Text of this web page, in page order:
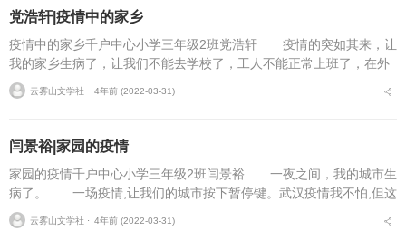
党浩轩|疫情中的家乡
疫情中的家乡千户中心小学三年级2班党浩轩 疫情的突如其来，让
我的家乡生病了，让我们不能去学校了，工人不能正常上班了，在外
打工的妈妈不能回家了。我们的白衣天使为了大家，舍小家为大家的
英雄事迹，让我深深...
云雾山文学社 ⋅ 4年前 (2022-03-31)
闫景裕|家园的疫情
家园的疫情千户中心小学三年级2班闫景裕 一夜之间，我的城市生
病了。 一场疫情,让我们的城市按下暂停键。武汉疫情我不怕,但这
次病在我的家乡甘肃了我怕了。 大家齐心协力，共度难关。天水
的心牵动着黄河...
云雾山文学社 ⋅ 4年前 (2022-03-31)